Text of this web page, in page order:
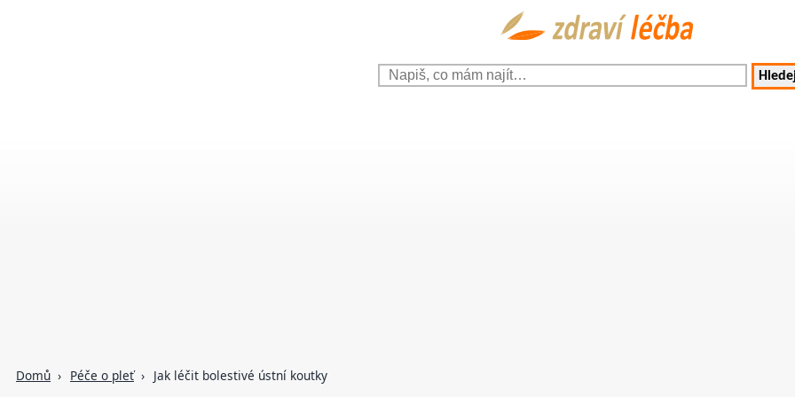
Domů Péče o pleť Jak léčit bolestivé ústní koutky